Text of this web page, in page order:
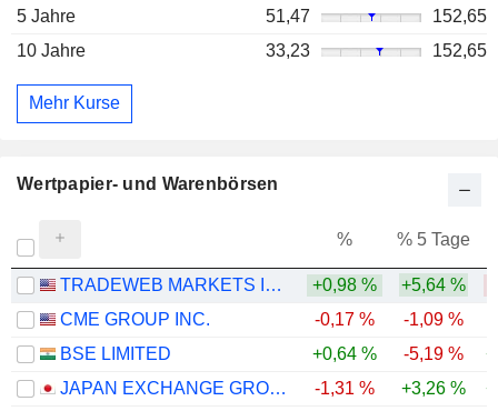
5 Jahre 51,47
152,65
10 Jahre
33,23 152,65
Mehr Kurse
Wertpapier- und Warenbörsen
% % 5 Tage
TRADEWEB MARKETS INC. +0,98 % +5,64 %
CME GROUP INC.
-0,17 % -1,09 %
BSE LIMITED
+0,64 % -5,19 %
JAPAN EXCHANGE GROUP, INC.
-1,31 % +3,26 %